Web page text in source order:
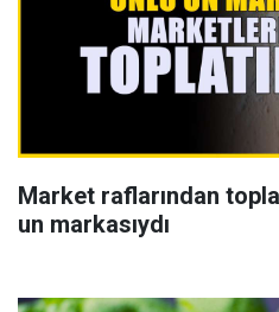
Market raflarından
un markasıydı